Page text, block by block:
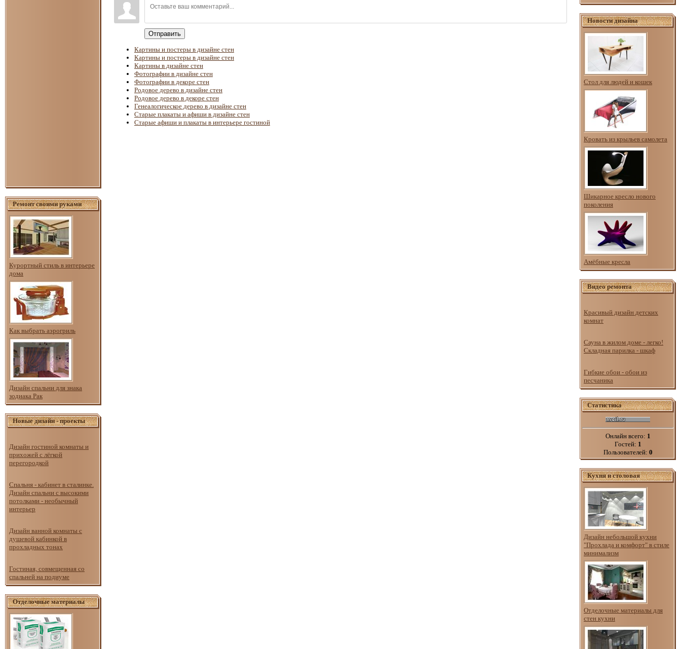
Ремонт своими руками
Курортный стиль в интерьере
дома
Как выбрать аэрогриль
Дизайн спальни для знака
зодиака Рак
Новые дизайн - проекты
Дизайн гостиной комнаты и
прихожей с лёгкой
перегородкой
Спальня - кабинет в сталинке.
Дизайн спальни с высокими
потолками - необычный
интерьер
Дизайн ванной комнаты с
душевой кабинкой в
прохладных тонах
Гостиная, совмещенная со
спальней на подиуме
Отделочные материалы
Отправить
Картины и постеры в дизайне стен
Картины и постеры в дизайне стен
Картины в дизайне стен
Фотографии в дизайне стен
Фотографии в декоре стен
Родовое дерево в дизайне стен
Родовое дерево в декоре стен
Генеалогическое дерево в дизайне стен
Старые плакаты и афиши в дизайне стен
Старые афиши и плакаты в интерьере гостиной
Новости дизайна
Стол для людей и кошек
Кровать из крыльев самолета
Шикарное кресло нового
поколения
Амёбные кресла
Видео ремонта
Красивый дизайн детских
комнат
Сауна в жилом доме - легко!
Складная парилка - шкаф
Гибкие обои - обои из
песчаника
Статистика
Онлайн всего: 1
Гостей: 1
Пользователей: 0
Кухня и столовая
Дизайн небольшой кухни
"Прохлада и комфорт" в стиле
минимализм
Отделочные материалы для
стен кухни